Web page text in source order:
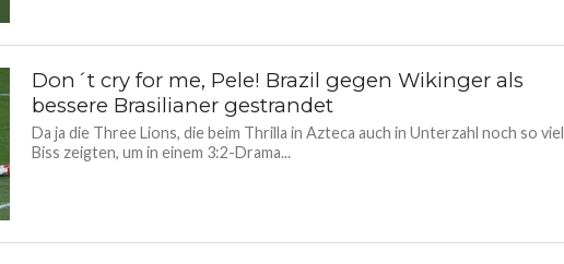
Don´t cry for me, Pele! Brazil gegen Wikinger als
bessere Brasilianer gestrandet
Da ja die Three Lions, die beim Thrilla in Azteca auch in Unterzahl noch so viel
Biss zeigten, um in einem 3:2-Drama...